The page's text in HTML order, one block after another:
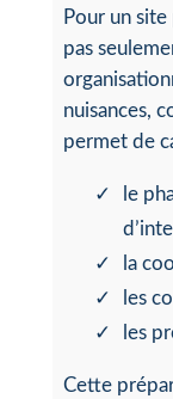
Pour un
pas
nuisances,
permet de
le
la
les
les
Cette